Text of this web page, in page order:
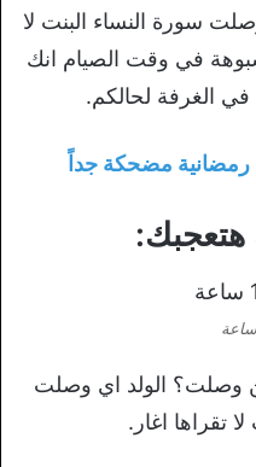
سورة النساء البنت لا
في وقت الصيام انك
في الغرفة لحالكم.
مضحكة جداً
وصلت؟ الولد اي وصلت
تقراها اغار.